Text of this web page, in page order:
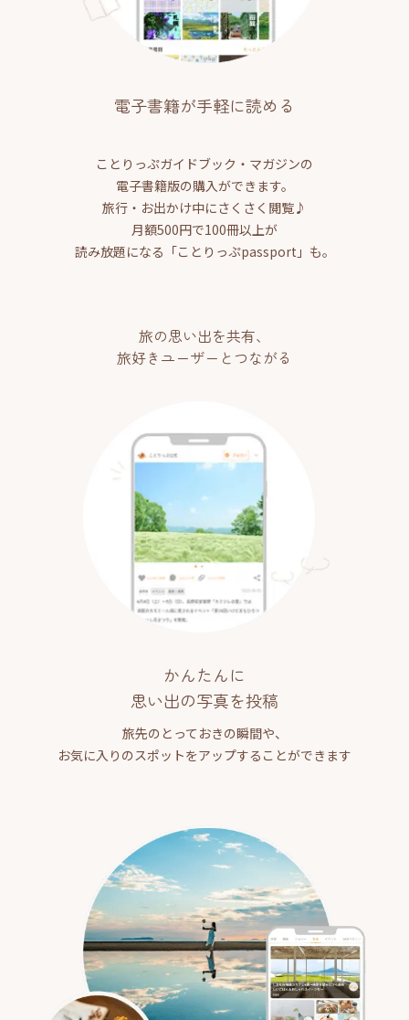
電子書籍が手軽に読める
ことりっぷガイドブック・マガジンの
電子書籍版の購入ができます。
旅行・お出かけ中にさくさく閲覧♪
月額500円で100冊以上が
読み放題になる「ことりっぷpassport」も。
旅の思い出を共有、
旅好きユーザーとつながる
かんたんに
思い出の写真を投稿
旅先のとっておきの瞬間や、
お気に入りのスポットをアップすることができます